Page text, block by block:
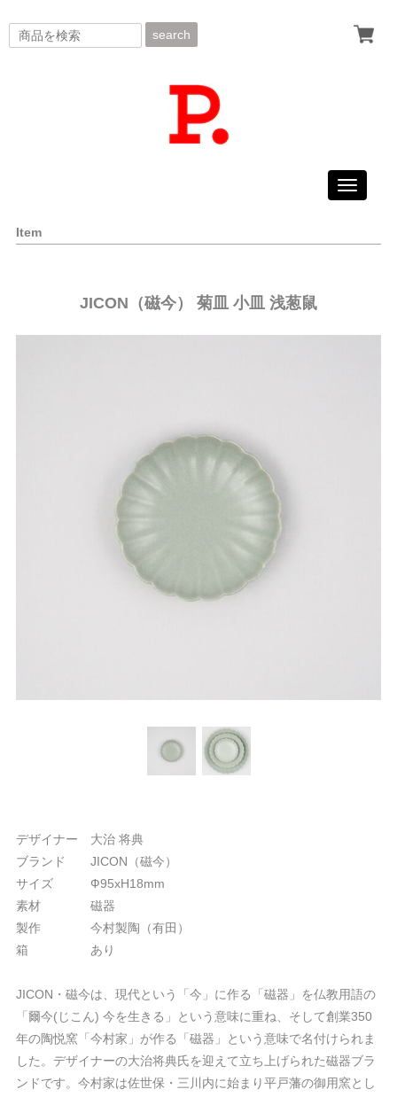
search
Toggle
Item
JICON（磁今） 菊皿 小皿 浅葱鼠
デザイナー 大治 将典
ブランド JICON（磁今）
サイズ Ф95xH18mm
素材 磁器
製作 今村製陶（有田）
箱 あり
JICON・磁今は、現代という「今」に作る「磁器」を仏教用語の
「爾今(じこん) 今を生きる」という意味に重ね、そして創業350
年の陶悦窯「今村家」が作る「磁器」という意味で名付けられま
した。デザイナーの大治将典氏を迎えて立ち上げられた磁器ブラ
ンドです。今村家は佐世保・三川内に始まり平戸藩の御用窯とし